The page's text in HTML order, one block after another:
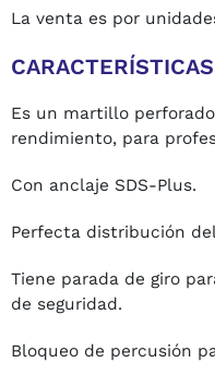
La venta es por
Es un martillo
rendimiento, para
Con anclaje SDS-Plus.
Perfecta distribución
Tiene parada de giro
de seguridad.
Bloqueo de percusión